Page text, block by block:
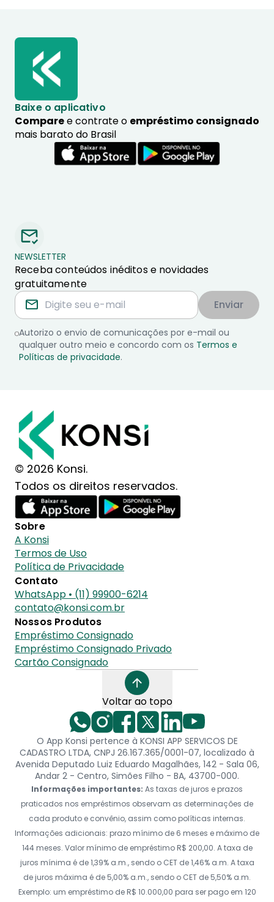
Baixe o aplicativo
Comparee contrate o empréstimo consignado
mais barato do Brasil
NEWSLETTER
Receba conteúdos inéditos e novidades
gratuitamente
Enviar
Autorizo o envio de comunicações por e-mail ou
qualquer outro meio e concordo com os Termos e
Políticas de privacidade.
© 2026 Konsi.
Todos os direitos reservados.
Sobre
A Konsi
Termos de Uso
Política de Privacidade
Contato
WhatsApp • (11) 99900-6214
contato@konsi.com.br
Nossos Produtos
Empréstimo Consignado
Empréstimo Consignado Privado
Cartão Consignado
Voltar ao topo
O App Konsi pertence à KONSI APP SERVICOS DE
CADASTRO LTDA, CNPJ 26.167.365/0001-07, localizado à
Avenida Deputado Luiz Eduardo Magalhães, 142 - Sala 06,
Andar 2 - Centro, Simões Filho - BA, 43700-000.
Informações importantes: As taxas de juros e prazos
praticados nos empréstimos observam as determinações de
cada produto e convênio, assim como políticas internas.
Informações adicionais: prazo mínimo de 6 meses e máximo de
144 meses. Valor mínimo de empréstimo R$ 200,00. A taxa de
juros mínima é de 1,39% a.m., sendo o CET de 1,46% a.m. A taxa
de juros máxima é de 5,00% a.m., sendo o CET de 5,50% a.m.
Exemplo: um empréstimo de R$ 10.000,00 para ser pago em 120